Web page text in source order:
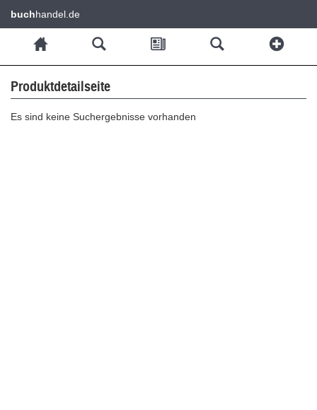
buchhandel.de
Produktdetailseite
Es sind keine Suchergebnisse vorhanden